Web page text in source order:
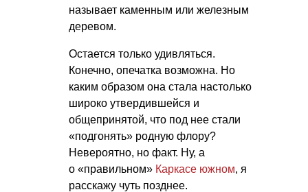
называет каменным или железным
деревом.
Остается только удивляться.
Конечно, опечатка возможна. Но
каким образом она стала настолько
широко утвердившейся и
общепринятой, что под нее стали
«подгонять» родную флору?
Невероятно, но факт. Ну, а
о «правильном» Каркасе южном, я
расскажу чуть позднее.